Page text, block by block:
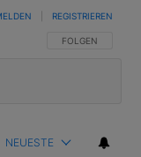
FOLGE DIESER
FOLGEN
REGISTRIEREN
NEUESTE